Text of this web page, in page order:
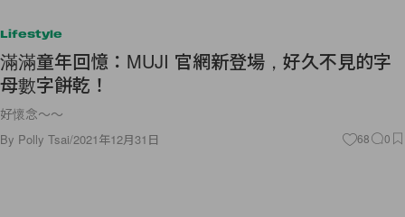
Lifestyle
滿滿童年回憶：MUJI 官網新登場，好久不見的字
母數字餅乾！
好懷念～～
By Polly Tsai/2021年12月31日 68 0